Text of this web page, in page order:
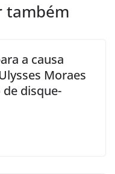
também
a causa
Moraes
disque-